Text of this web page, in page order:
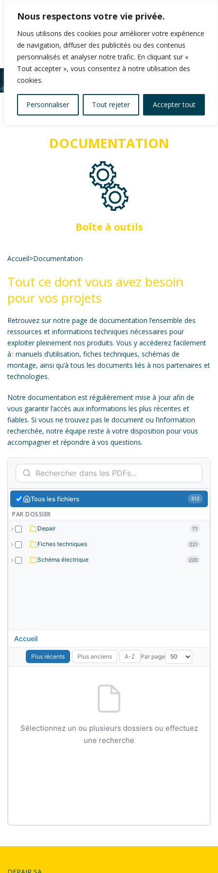
Nous respectons votre vie privée.
Nous utilisons des cookies pour améliorer votre expérience
de navigation, diffuser des publicités ou des contenus
personnalisés et analyser notre trafic. En cliquant sur «
Tout accepter », vous consentez à notre utilisation des
cookies.
Personnaliser Tout rejeter Accepter tout
DOCUMENTATION
Boîte à outils
Accueil>Documentation
Tout ce dont vous avez besoin
pour vos projets
Retrouvez sur notre page de documentation l’ensemble des
ressources et informations techniques nécessaires pour
exploiter pleinement nos produits. Vous y accéderez facilement
à : manuels d’utilisation, fiches techniques, schémas de
montage, ainsi qu’à tous les documents liés à nos partenaires et
technologies.
Notre documentation est régulièrement mise à jour afin de
vous garantir l’accès aux informations les plus récentes et
fiables. Si vous ne trouvez pas le document ou l’information
recherchée, notre équipe reste à votre disposition pour vous
accompagner et répondre à vos questions.
Tous les fichiers 512
PAR DOSSIER
Depair 71
Fiches techniques 221
Schéma électrique 220
Accueil
Plus récents Plus anciens A-Z Par page
Sélectionnez un ou plusieurs dossiers ou effectuez
une recherche